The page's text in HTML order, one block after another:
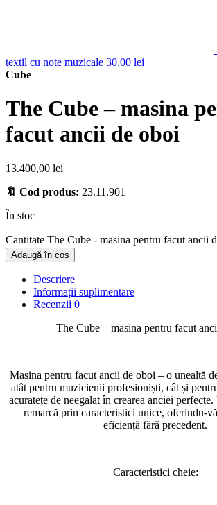
textil cu note muzicale 30,00 lei
Cube
The Cube – masina
facut ancii de oboi
13.400,00 lei
🔖 Cod produs: 23.11.901
În stoc
Cantitate The Cube - masina pentru facut ancii
Adaugă în coș
Descriere
Informații suplimentare
Recenzii 0
The Cube – masina pentru facut
Masina pentru facut ancii de oboi – o unealtă
atât pentru muzicienii profesioniști, cât și
acuratețe de neegalat în crearea anciei perfecte.
remarcă prin caracteristici unice, oferindu-
eficiență fără precedent.
Caracteristici cheie: